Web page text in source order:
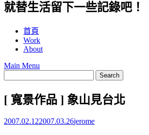
就替生活留下一些記錄吧！
首頁
Work
About
Main Menu
[ 寬景作品 ] 象山見台北
2007.02.122007.03.26jerome